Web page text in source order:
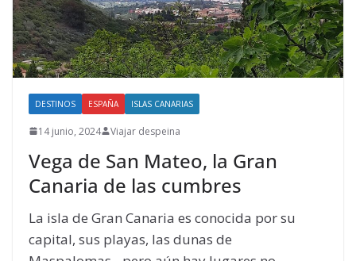
DESTINOS ESPAÑA ISLAS CANARIAS
14 junio, 2024 Viajar despeina
Vega de San Mateo, la Gran
Canaria de las cumbres
La isla de Gran Canaria es conocida por su
capital, sus playas, las dunas de